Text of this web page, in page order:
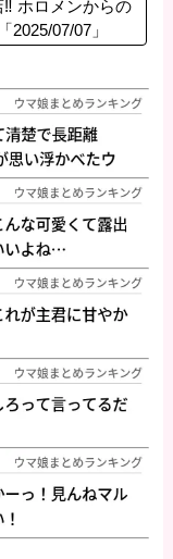
ホロメンからの
07/07」